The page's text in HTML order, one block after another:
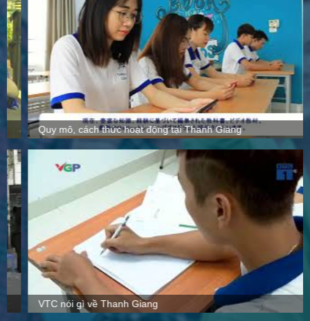
Quy mô, cách thức hoạt động tại Thanh Giang
VTC nói gì về Thanh Giang